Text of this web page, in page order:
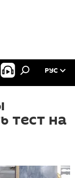
РУС
тест на